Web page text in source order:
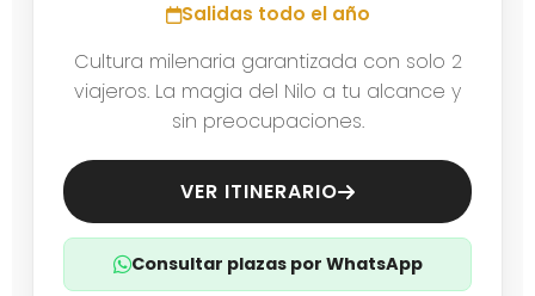
Salidas todo el año
Cultura milenaria garantizada con solo 2
viajeros. La magia del Nilo a tu alcance y
sin preocupaciones.
VER ITINERARIO
Consultar plazas por WhatsApp